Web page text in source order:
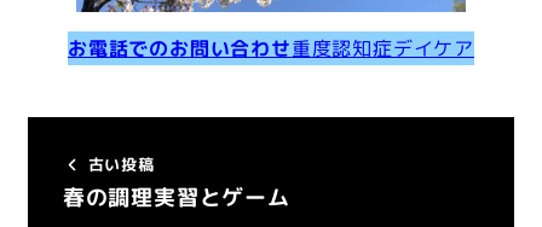
お電話でのお問い合わせ重度認知症デイケア
古い投稿
春の調理実習とゲーム